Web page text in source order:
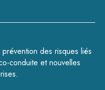
des risques liés
conduite etnouvelles